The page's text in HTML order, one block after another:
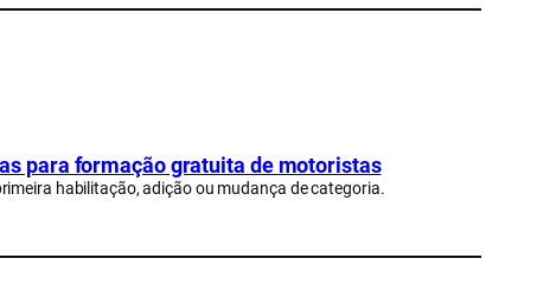
para formação gratuita de motoristas
habilitação, adição ou mudança de categoria.